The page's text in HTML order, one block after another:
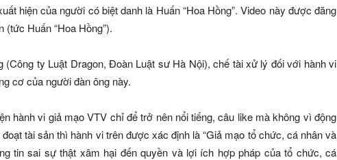
hiện của người có biệt danh là Huấn “Hoa Hồng”. Video này được đăng
(tức Huấn “Hoa Hồng”).
(Công ty Luật Dragon, Đoàn Luật sư Hà Nội), chế tài xử lý đối với hành vi
cơ của người đàn ông này.
hành vi giả mạo VTV chỉ để trở nên nổi tiếng, câu like mà không vì động
tài sản thì hành vi trên được xác định là “Giả mạo tổ chức, cá nhân và
tin sai sự thật xâm hại đến quyền và lợi ích hợp pháp của tổ chức, cá